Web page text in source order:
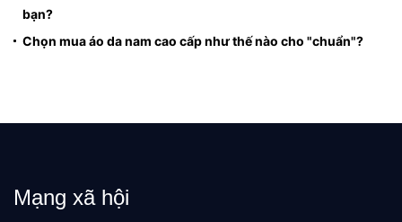
bạn?
Chọn mua áo da nam cao cấp như thế nào cho "chuẩn"?
Mạng xã hội